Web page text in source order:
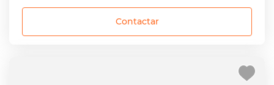
Contactar